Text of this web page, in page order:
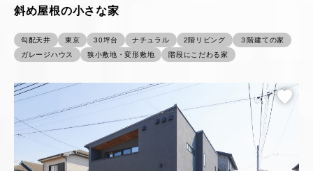
斜め屋根の小さな家
勾配天井 東京 30坪台 ナチュラル 2階リビング
３階建ての家
ガレージハウス
狭小敷地・変形敷地 階段にこだわる家